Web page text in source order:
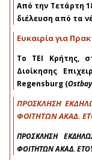
Από την Τετάρτη
διέλευση από τα
Ευκαιρία για
Το ΤΕΙ Κρήτης,
Διοίκησης
Regensburg (
ΠΡΟΣΚΛΗΣΗ
ΦΟΙΤΗΤΩΝ ΑΚΑΔ.
ΠΡΟΣΚΛΗΣΗ
ΦΟΙΤΗΤΩΝ ΑΚΑΔ.